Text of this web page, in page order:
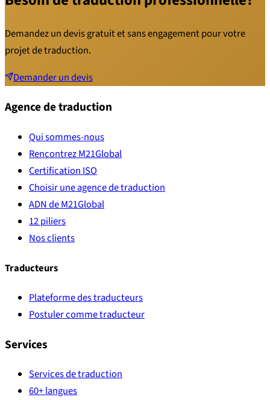
Demandez un devis gratuit et sans engagement pour votre
projet de traduction.
Demander un devis
Agence de traduction
Qui sommes-nous
Rencontrez M21Global
Certification ISO
Choisir une agence de traduction
ADN de M21Global
12 piliers
Nos clients
Traducteurs
Plateforme des traducteurs
Postuler comme traducteur
Services
Services de traduction
60+ langues